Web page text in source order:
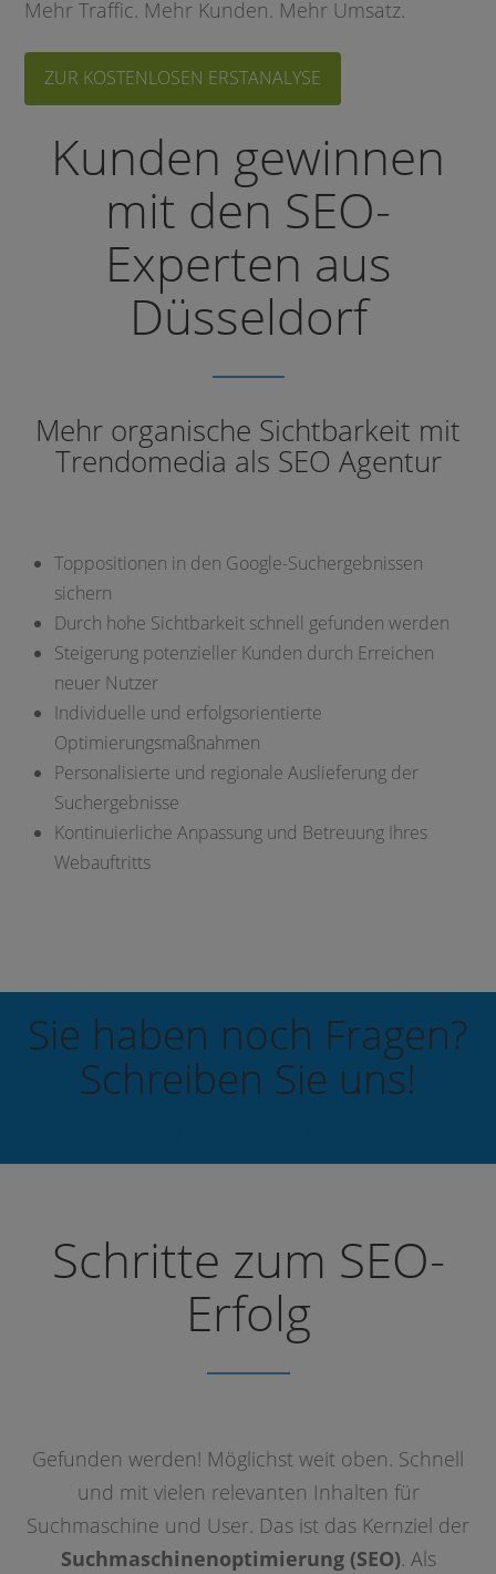
Mehr Traffic. Mehr Kunden. Mehr Umsatz.
ZUR KOSTENLOSEN ERSTANALYSE
Kunden gewinnen
mit den SEO-
Experten aus
Düsseldorf
Mehr organische Sichtbarkeit mit
Trendomedia als SEO Agentur
Toppositionen in den Google-Suchergebnissen
sichern
Durch hohe Sichtbarkeit schnell gefunden werden
Steigerung potenzieller Kunden durch Erreichen
neuer Nutzer
Individuelle und erfolgsorientierte
Optimierungsmaßnahmen
Personalisierte und regionale Auslieferung der
Suchergebnisse
Kontinuierliche Anpassung und Betreuung Ihres
Webauftritts
Sie haben noch Fragen?
Schreiben Sie uns!
Schritte zum SEO-
Erfolg
Gefunden werden! Möglichst weit oben. Schnell
und mit vielen relevanten Inhalten für
Suchmaschine und User. Das ist das Kernziel der
Suchmaschinenoptimierung (SEO). Als